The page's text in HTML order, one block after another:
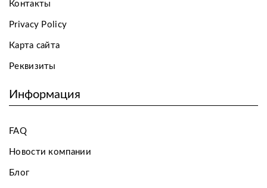
Контакты
Privacy Policy
Карта сайта
Реквизиты
Информация
FAQ
Новости компании
Блог